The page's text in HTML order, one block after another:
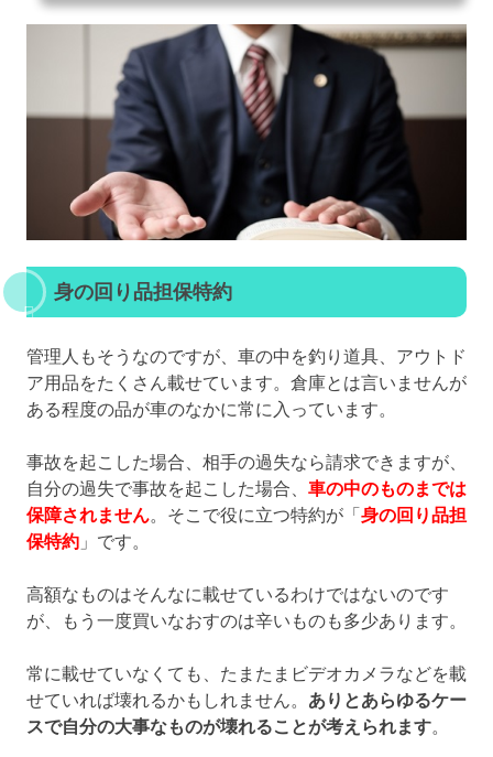
身の回り品担保特約
管理人もそうなのですが、車の中を釣り道具、アウトド
ア用品をたくさん載せています。倉庫とは言いませんが
ある程度の品が車のなかに常に入っています。
事故を起こした場合、相手の過失なら請求できますが、
自分の過失で事故を起こした場合、 車の中のものまでは
保障されません。そこで役に立つ特約が「 身の回り品担
保特約 」です。
高額なものはそんなに載せているわけではないのです
が、もう一度買いなおすのは辛いものも多少あります。
常に載せていなくても、たまたまビデオカメラなどを載
せていれば壊れるかもしれません。 ありとあらゆるケー
スで自分の大事なものが壊れることが考えられます。